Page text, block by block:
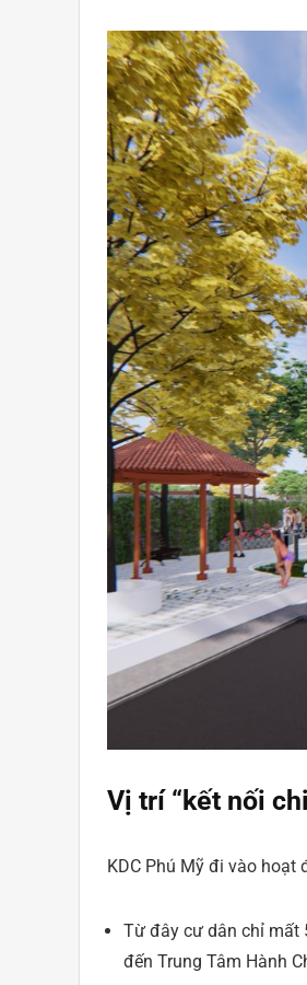
Vị trí “kết nối
KDC Phú Mỹ đi vào hoạt
Từ đây cư dân chỉ mất
đến Trung Tâm Hành